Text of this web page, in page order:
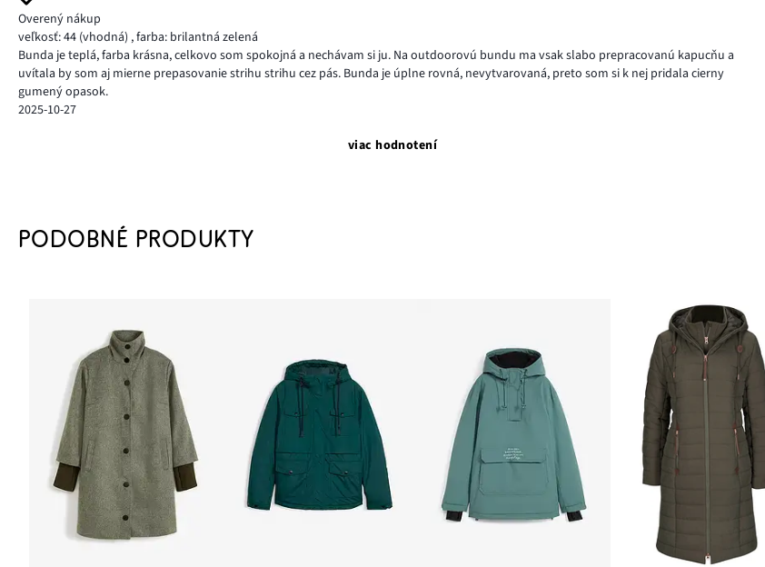
Overený nákup
veľkosť: 44 (vhodná) ,farba: brilantná zelená
Bunda je teplá, farba krásna, celkovo som spokojná a nechávam si ju. Na outdoorovú bundu ma vsak slabo prepracovanú kapucňu a
uvítala by som aj mierne prepasovanie strihu strihu cez pás. Bunda je úplne rovná, nevytvarovaná, preto som si k nej pridala cierny
gumený opasok.
2025-10-27
viac hodnotení
PODOBNÉ PRODUKTY